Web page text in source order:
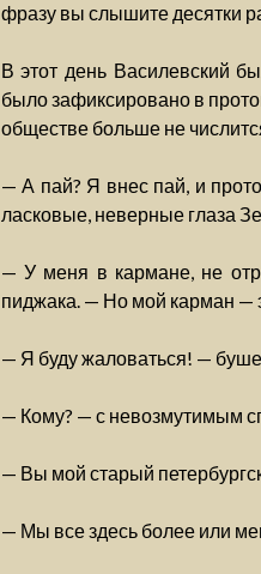
фразу вы слышите десятки
В этот день Василевский
было зафиксировано в
обществе больше не
— А пай? Я внес пай, и
ласковые, неверные глаза
— У меня в кармане, не
пиджака. — Но мой карман —
— Я буду жаловаться! —
— Кому? — с невозмутимым
— Вы мой старый
— Мы все здесь более или